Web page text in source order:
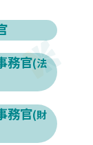
務官(法
務官(財